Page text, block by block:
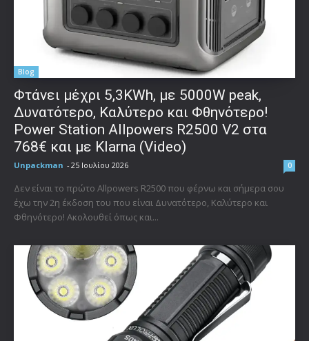
Blog
Φτάνει μέχρι 5,3KWh, με 5000W peak,
Δυνατότερο, Καλύτερο και Φθηνότερο!
Power Station Allpowers R2500 V2 στα
768€ και με Klarna (Video)
Unpackman - 25 Ιουλίου 2026 0
Δεν είναι το πρώτο Allpowers R2500 που φέρνω και σήμερα σου
έχω την 2η έκδοση του που είναι Δυνατότερο, Καλύτερο και
Φθηνότερο! Ακολουθεί όπως και...